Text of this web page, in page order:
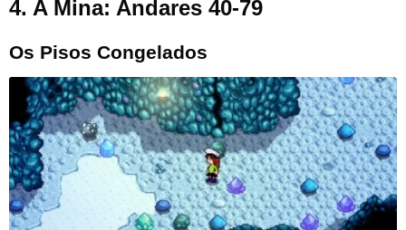
4. A Mina: Andares 40-79
Os Pisos Congelados